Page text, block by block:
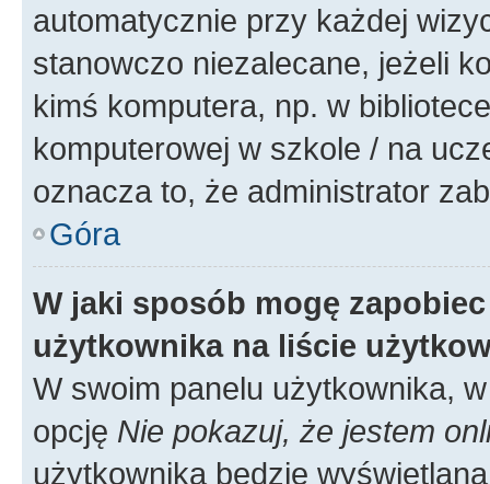
automatycznie przy każdej
stanowczo niezalecane, jeżeli
kimś komputera, np. w
komputerowej w szkole / na
oznacza to, że administrator
Góra
W jaki sposób mogę
użytkownika na liście
W swoim panelu użytkownika,
opcję Nie pokazuj, że jestem
użytkownika będzie